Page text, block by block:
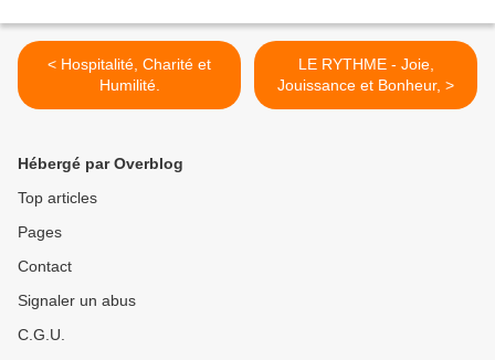
< Hospitalité, Charité et
Humilité.
LE RYTHME - Joie,
Jouissance et Bonheur, >
Hébergé par Overblog
Top articles
Pages
Contact
Signaler un abus
C.G.U.